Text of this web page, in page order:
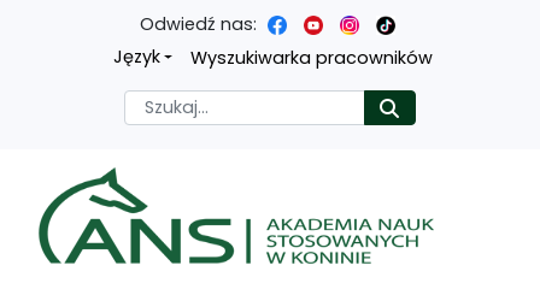
Przejdź
treści
głównej
Przejdź
menu
nawigacyjnego
Przejdź
wyszukiwarki
Przejdź
mapy
strony
Odwiedź nas:
Język
Wyszukiwarka pracowników
Szukaj
Akademia nauk